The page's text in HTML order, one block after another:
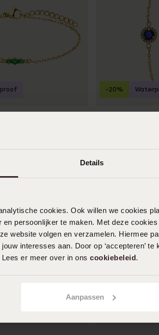
Details
cookies. Ook willen we cookies
persoonlijker te maken. Met deze
website volgen en verzamelen. Hiermee
interesses aan. Door op ‘accepteren’
er meer over in ons cookiebeleid.
Aanpassen
19
-20%